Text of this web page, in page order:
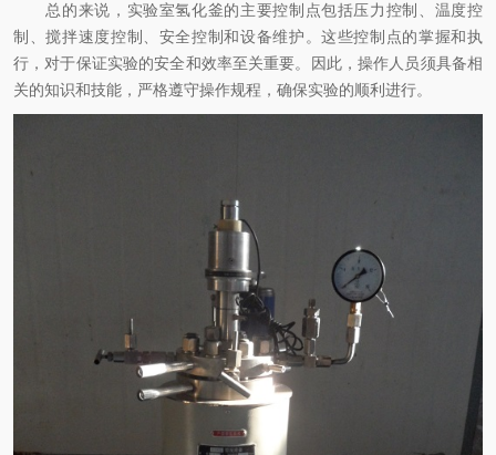
总的来说，实验室氢化釜的主要控制点包括压力控制、温度控
制、搅拌速度控制、安全控制和设备维护。这些控制点的掌握和执
行，对于保证实验的安全和效率至关重要。因此，操作人员须具备相
关的知识和技能，严格遵守操作规程，确保实验的顺利进行。